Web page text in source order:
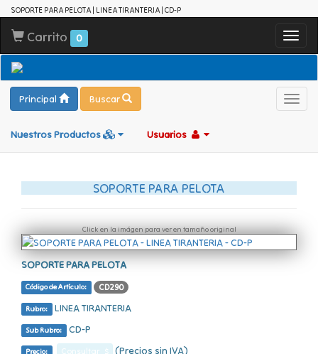
SOPORTE PARA PELOTA | LINEA TIRANTERIA | CD-P
Carrito 0
Principal Buscar
Nuestros Productos Usuarios
SOPORTE PARA PELOTA
Click en la imágen para ver en tamaño original
SOPORTE PARA PELOTA
Código de Artículo: CD290
Rubro: LINEA TIRANTERIA
Sub Rubro: CD-P
Precio: Consultar $ (Precios sin IVA)